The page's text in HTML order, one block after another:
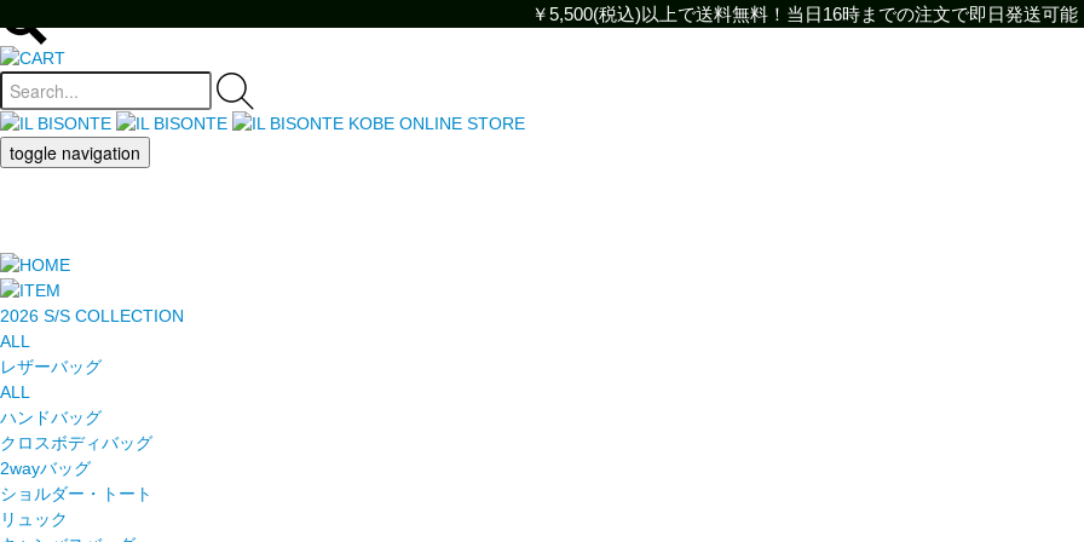
￥5,500(税込)以上で送料無料！16時までの注文で即日発送可能！
toggle navigation
2026 S/S COLLECTION
ALL
レザーバッグ
ALL
ハンドバッグ
クロスボディバッグ
2wayバッグ
ショルダー・トート
リュック
￥5,500(税込)以上で送料無料！当日16時までの注文で即日発送可能